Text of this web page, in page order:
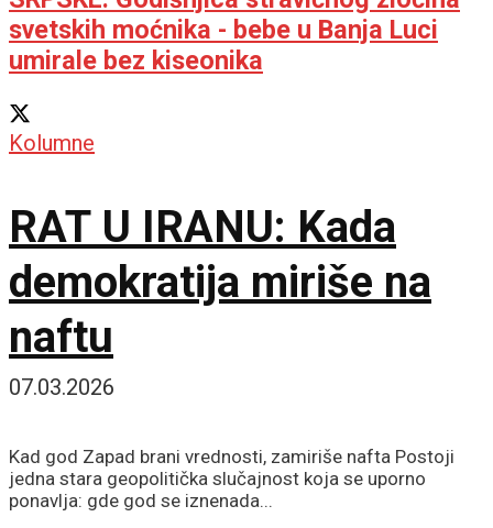
svetskih moćnika - bebe u Banja Luci
umirale bez kiseonika
Kolumne
RAT U IRANU: Kada
demokratija miriše na
naftu
07.03.2026
Kad god Zapad brani vrednosti, zamiriše nafta Postoji
jedna stara geopolitička slučajnost koja se uporno
ponavlja: gde god se iznenada...